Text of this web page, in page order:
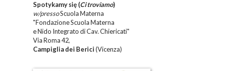
Spotykamy się(Ci troviamo)
w/pressoScuola Materna
"Fondazione Scuola Materna
e Nido Integrato di Cav. Chiericati"
Via Roma 42,
Campiglia dei Berici(Vicenza)